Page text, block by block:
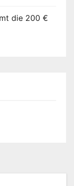
die 200 €